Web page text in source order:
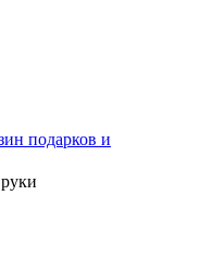
подарков и